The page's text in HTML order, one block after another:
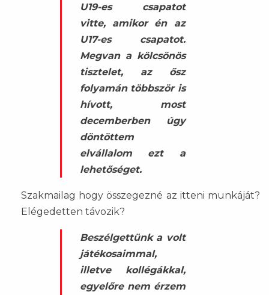
U19-es csapatot
vitte, amikor én az
U17-es csapatot.
Megvan a kölcsönös
tisztelet, az ősz
folyamán többször is
hívott, most
decemberben úgy
döntöttem
elvállalom ezt a
lehetőséget.
Szakmailag hogy összegezné az itteni munkáját?
Elégedetten távozik?
Beszélgettünk a volt
játékosaimmal,
illetve kollégákkal,
egyelőre nem érzem